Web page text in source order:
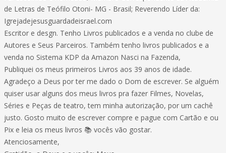
de Letras de Teófilo Otoni- MG - Brasil; Reverendo Líder da:
Igrejadejesusguardadeisrael.com
Escritor e desgn. Tenho Livros publicados e a venda no clube de
Autores e Seus Parceiros. Também tenho livros publicados e a
venda no Sistema KDP da Amazon Nasci na Fazenda,
Publiquei os meus primeiros Livros aos 39 anos de idade.
Agradeço a Deus por ter me dado o Dom de escrever. Se alguém
quiser usar alguns dos meus livros pra fazer Filmes, Novelas,
Séries e Peças de teatro, tem minha autorização, por um cachê
justo. Gosto muito de escrever compre e pague com Cartão e ou
Pix e leia os meus livros 📚 vocês vão gostar.
Atenciosamente,